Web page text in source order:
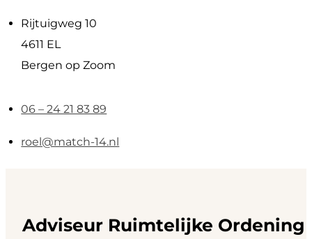
Rijtuigweg 10
4611 EL
Bergen op Zoom
06 – 24 21 83 89
roel@match-14.nl
Adviseur Ruimtelijke Ordening